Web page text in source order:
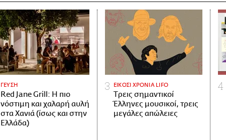
ΓΕΥΣΗ
Red Jane Grill: Η πιο
νόστιμη και χαλαρή αυλή
στα Χανιά (ίσως και στην
Ελλάδα)
ΕΙΚΟΣΙ ΧΡΟΝΙΑ LIFO
Tρεις σημαντικοί
Έλληνες μουσικοί, τρεις
μεγάλες απώλειες